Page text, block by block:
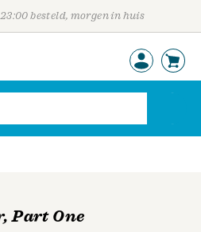
besteld, morgen in huis
Part One